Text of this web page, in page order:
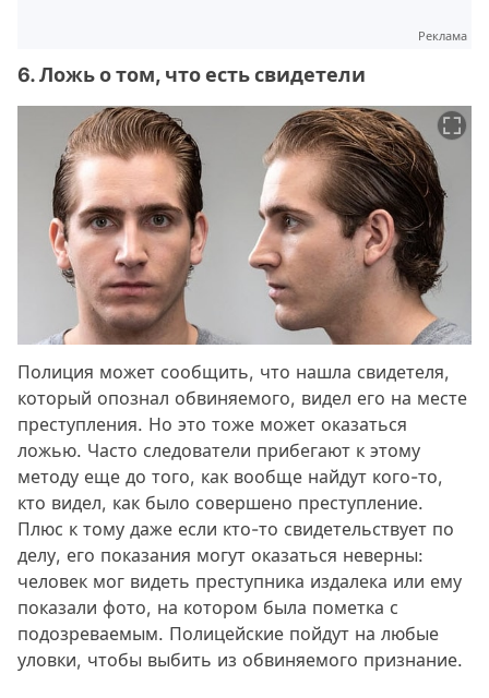
Реклама
6. Ложь о том, что есть свидетели
Полиция может сообщить, что нашла свидетеля,
который опознал обвиняемого, видел его на месте
преступления. Но это тоже может оказаться
ложью. Часто следователи прибегают к этому
методу еще до того, как вообще найдут кого-то,
кто видел, как было совершено преступление.
Плюс к тому даже если кто-то свидетельствует по
делу, его показания могут оказаться неверны:
человек мог видеть преступника издалека или ему
показали фото, на котором была пометка с
подозреваемым. Полицейские пойдут на любые
уловки, чтобы выбить из обвиняемого признание.